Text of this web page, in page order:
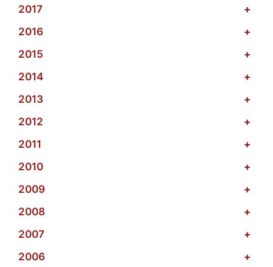
2017
+
2016
+
2015
+
2014
+
2013
+
2012
+
2011
+
2010
+
2009
+
2008
+
2007
+
2006
+